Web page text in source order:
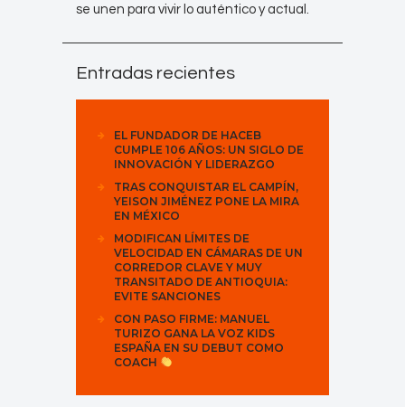
se unen para vivir lo auténtico y actual.
Entradas recientes
EL FUNDADOR DE HACEB
CUMPLE 106 AÑOS: UN SIGLO DE
INNOVACIÓN Y LIDERAZGO
TRAS CONQUISTAR EL CAMPÍN,
YEISON JIMÉNEZ PONE LA MIRA
EN MÉXICO
MODIFICAN LÍMITES DE
VELOCIDAD EN CÁMARAS DE UN
CORREDOR CLAVE Y MUY
TRANSITADO DE ANTIOQUIA:
EVITE SANCIONES
CON PASO FIRME: MANUEL
TURIZO GANA LA VOZ KIDS
ESPAÑA EN SU DEBUT COMO
COACH